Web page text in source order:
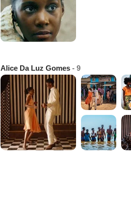
Alice Da Luz Gomes - 9